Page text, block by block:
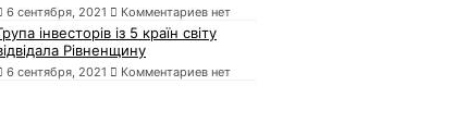
6 сентября, 2021 Комментариев нет
інвесторів із 5 країн світу
Рівненщину
6 сентября, 2021 Комментариев нет